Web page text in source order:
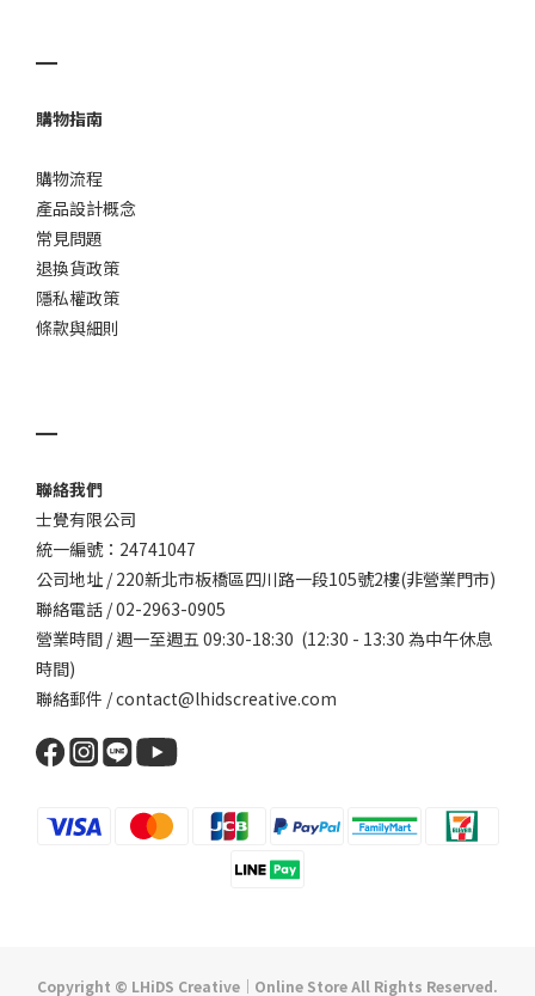
購物指南
購物流程
產品設計概念
常見問題
退換貨政策
隱私權政策
條款與細則
聯絡我們
士覺有限公司
統一編號：24741047
公司地址 / 220新北市板橋區四川路一段105號2樓(非營業門市)
聯絡電話 / 02-2963-0905
營業時間 / 週一至週五 09:30-18:30 (12:30 - 13:30 為中午休息
時間)
聯絡郵件 / contact@lhidscreative.com
Copyright © LHiDS Creative｜Online Store All Rights Reserved.